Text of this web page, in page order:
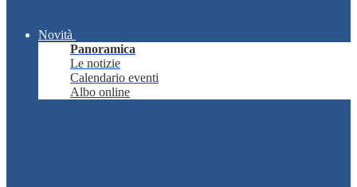
Novità
Panoramica
Le notizie
Calendario eventi
Albo online